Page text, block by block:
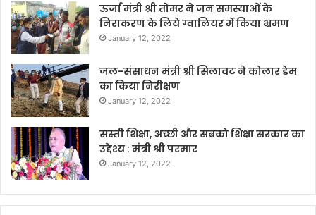
ऊर्जा मंत्री श्री तोमर ने जन समस्याओं के
निराकरण के लिये ग्वालियर में किया भ्रमण
January 12, 2022
जल-संसाधन मंत्री श्री सिलावट ने कोलार डेम
का किया निरीक्षण
January 12, 2022
सस्ती शिक्षा, अच्छी और सबको शिक्षा सरकार का
उद्देश्य : मंत्री श्री परमार
January 12, 2022